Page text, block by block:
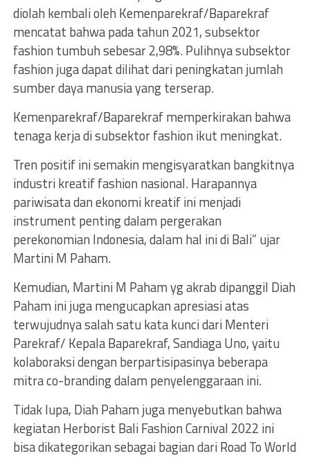
diolah kembali oleh Kemenparekraf/Baparekraf
mencatat bahwa pada tahun 2021, subsektor
fashion tumbuh sebesar 2,98%. Pulihnya subsektor
fashion juga dapat dilihat dari peningkatan jumlah
sumber daya manusia yang terserap.
Kemenparekraf/Baparekraf memperkirakan bahwa
tenaga kerja di subsektor fashion ikut meningkat.
Tren positif ini semakin mengisyaratkan bangkitnya
industri kreatif fashion nasional. Harapannya
pariwisata dan ekonomi kreatif ini menjadi
instrument penting dalam pergerakan
perekonomian Indonesia, dalam hal ini di Bali” ujar
Martini M Paham.
Kemudian, Martini M Paham yg akrab dipanggil Diah
Paham ini juga mengucapkan apresiasi atas
terwujudnya salah satu kata kunci dari Menteri
Parekraf/ Kepala Baparekraf, Sandiaga Uno, yaitu
kolaboraksi dengan berpartisipasinya beberapa
mitra co-branding dalam penyelenggaraan ini.
Tidak lupa, Diah Paham juga menyebutkan bahwa
kegiatan Herborist Bali Fashion Carnival 2022 ini
bisa dikategorikan sebagai bagian dari Road To World